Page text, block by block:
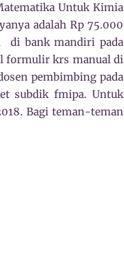
Untuk Kimia
adalah Rp 75.000
di bank mandiri pada
formulir krs manual di
pembimbing pada
subdik fmipa. Untuk
Bagi teman-teman